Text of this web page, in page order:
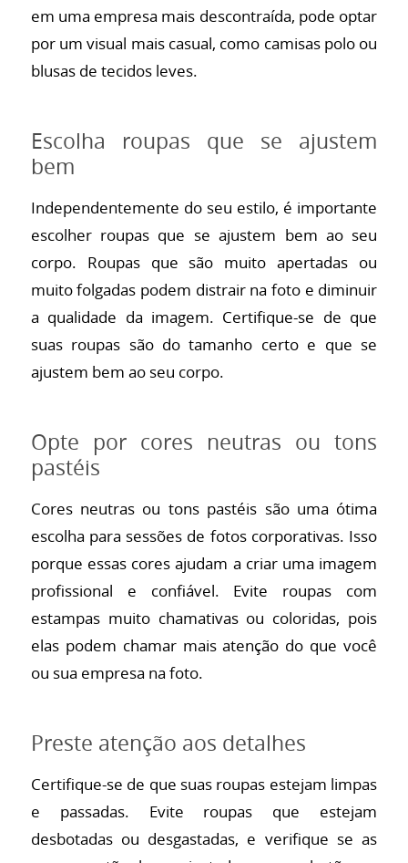
em uma empresa mais descontraída, pode optar
por um visual mais casual, como camisas polo ou
blusas de tecidos leves.
Escolha roupas que se ajustem
bem
Independentemente do seu estilo, é importante
escolher roupas que se ajustem bem ao seu
corpo. Roupas que são muito apertadas ou
muito folgadas podem distrair na foto e diminuir
a qualidade da imagem. Certifique-se de que
suas roupas são do tamanho certo e que se
ajustem bem ao seu corpo.
Opte por cores neutras ou tons
pastéis
Cores neutras ou tons pastéis são uma ótima
escolha para sessões de fotos corporativas. Isso
porque essas cores ajudam a criar uma imagem
profissional e confiável. Evite roupas com
estampas muito chamativas ou coloridas, pois
elas podem chamar mais atenção do que você
ou sua empresa na foto.
Preste atenção aos detalhes
Certifique-se de que suas roupas estejam limpas
e passadas. Evite roupas que estejam
desbotadas ou desgastadas, e verifique se as